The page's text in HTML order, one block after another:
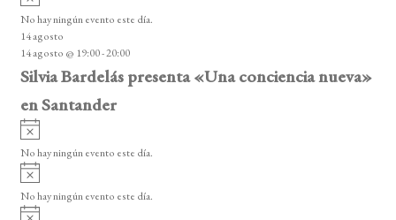
o
v
i
s
o
No hay ningún evento este día.
14 agosto
14 agosto @ 19:00-20:00
Silvia Bardelás presenta «Una conciencia nueva»
en Santander
A
v
i
o
No hay ningún evento este día.
A
v
i
No hay ningún evento este día.
A